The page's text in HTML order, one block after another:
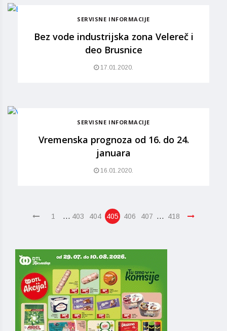
SERVISNE INFORMACIJE
Bez vode industrijska zona Velereč i
deo Brusnice
17.01.2020.
SERVISNE INFORMACIJE
Vremenska prognoza od 16. do 24.
januara
16.01.2020.
1 … 403 404 405 406 407 … 418